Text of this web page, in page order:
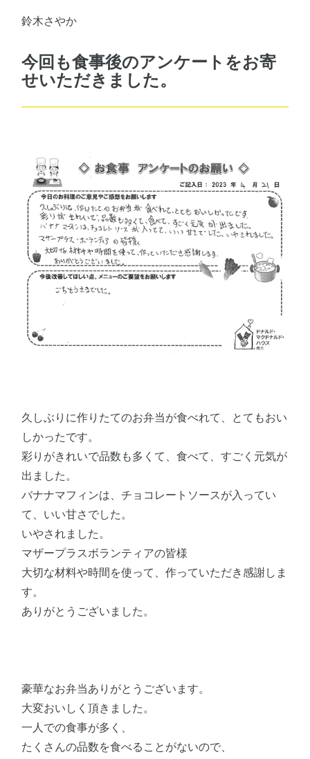
鈴木さやか
今回も食事後のアンケートをお寄
せいただきました。
久しぶりに作りたてのお弁当が食べれて、とてもおい
しかったです。
彩りがきれいで品数も多くて、食べて、すごく元気が
出ました。
バナナマフィンは、チョコレートソースが入ってい
て、いい甘さでした。
いやされました。
マザープラスボランティアの皆様
大切な材料や時間を使って、作っていただき感謝しま
す。
ありがとうございました。
豪華なお弁当ありがとうございます。
大変おいしく頂きました。
一人での食事が多く、
たくさんの品数を食べることがないので、